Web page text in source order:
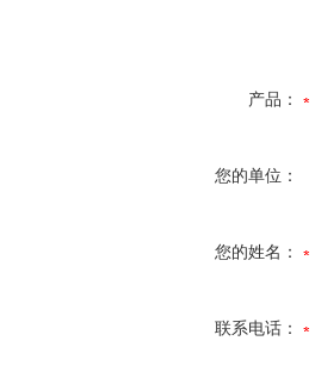
产品：
您的单位：
您的姓名：
联系电话：